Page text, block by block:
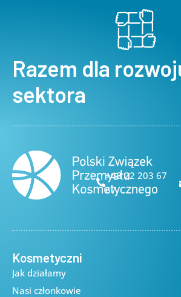
Razem dla
sektora
+48 22 203 67
67
Kosmetyczni
Jak działamy
Nasi członkowie